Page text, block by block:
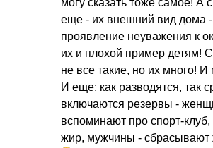
могу сказать тоже самое! А
еще - их внешний вид дома -
проявление неуважения к
их и плохой пример детям!
не все такие, но их много!
И еще: как разводятся, так
включаются резервы -
вспоминают про спорт-
жир, мужчины - сбрасывают